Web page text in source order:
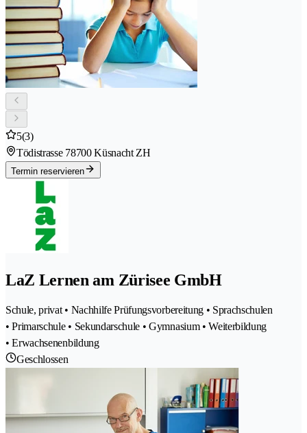
5(3)
Tödistrasse 78700 Küsnacht ZH
Termin reservieren
LaZ Lernen am Zürisee GmbH
Schule, privat • Nachhilfe Prüfungsvorbereitung • Sprachschulen
• Primarschule • Sekundarschule • Gymnasium • Weiterbildung
• Erwachsenenbildung
Geschlossen